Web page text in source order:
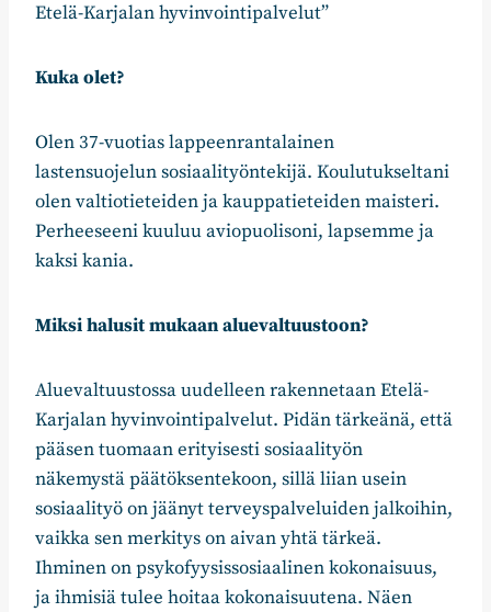
Etelä-Karjalan hyvinvointipalvelut”
Kuka olet?
Olen 37-vuotias lappeenrantalainen
lastensuojelun sosiaalityöntekijä. Koulutukseltani
olen valtiotieteiden ja kauppatieteiden maisteri.
Perheeseeni kuuluu aviopuolisoni, lapsemme ja
kaksi kania.
Miksi halusit mukaan aluevaltuustoon?
Aluevaltuustossa uudelleen rakennetaan Etelä-
Karjalan hyvinvointipalvelut. Pidän tärkeänä, että
pääsen tuomaan erityisesti sosiaalityön
näkemystä päätöksentekoon, sillä liian usein
sosiaalityö on jäänyt terveyspalveluiden jalkoihin,
vaikka sen merkitys on aivan yhtä tärkeä.
Ihminen on psykofyysissosiaalinen kokonaisuus,
ja ihmisiä tulee hoitaa kokonaisuutena. Näen